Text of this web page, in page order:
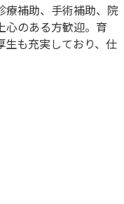
療補助、手術補助、院
心のある方歓迎。育
も充実しており、仕